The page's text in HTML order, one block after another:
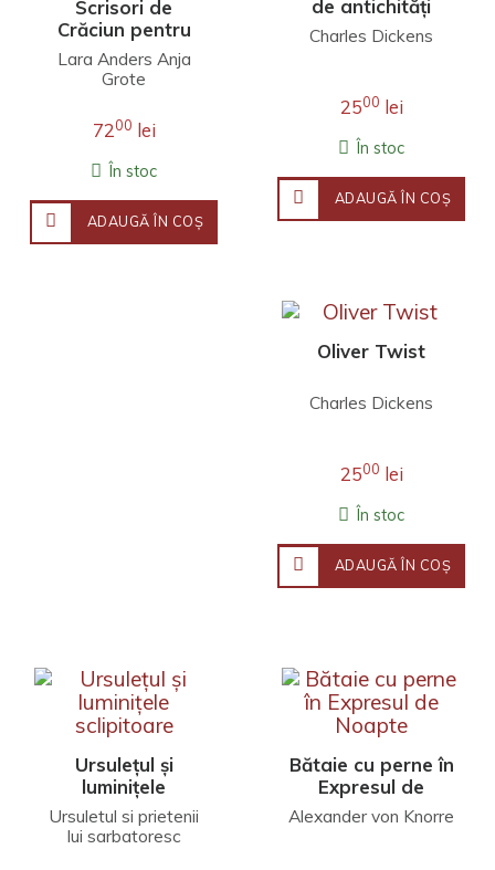
Scrisori de
Crăciun pentru
Bufniță
Lara Anders Anja
Grote
7200 lei
În stoc
ADAUGĂ ÎN COŞ
de antichități
Charles Dickens
2500 lei
În stoc
ADAUGĂ ÎN COŞ
Oliver Twist
Charles Dickens
2500 lei
În stoc
ADAUGĂ ÎN COŞ
Ursulețul și
luminițele
sclipitoare
Ursuletul si prietenii
lui sarbatoresc
Bătaie cu perne în
Expresul de
Noapte
Alexander von Knorre